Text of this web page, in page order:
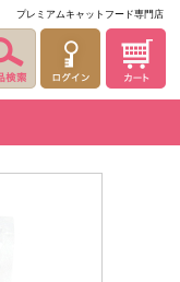
プレミアムキャットフード専門店